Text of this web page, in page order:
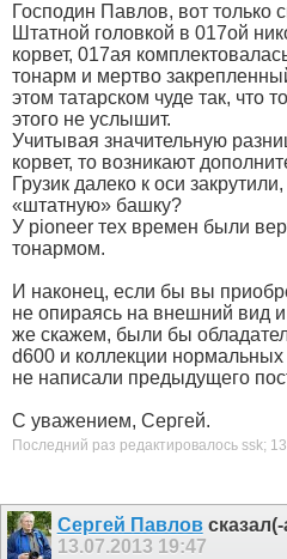
Господин Павлов, вот только
Штатной головкой в 017ой
корвет, 017ая
тонарм и мертво
этом татарском чуде так, что
этого не услышит.
Учитывая значительную
корвет, то возникают
Грузик далеко к оси
«штатную» башку?
У pioneer тех времен были
тонармом.
И наконец, если бы вы
не опираясь на внешний вид
же скажем, были бы
d600 и коллекции
не написали предыдущего
С уважением, Сергей.
Последний раз редактировалось ssk;
Сергей Павловсказал(-
13.07.2013 19:47